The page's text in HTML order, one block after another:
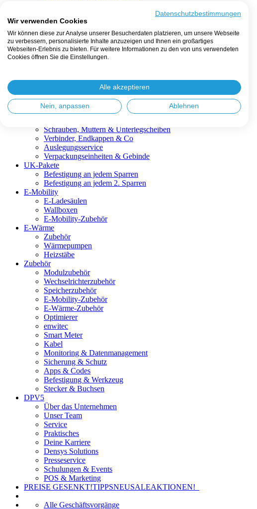
mit Hochvoltspeicher
HEMS-fähige Speicherpakete
mit Niedervoltspeicher
Unterkonstruktion
Aufständerung
Fassadenlösungen
Kabelmanagement
Metalldachplatten
Modulklemmen
Schrauben, Muttern & Unterlegscheiben
Verbinder, Endkappen & Co
Auslegungsservice
Verpackungseinheiten & Gebinde
UK-Pakete
Befestigung an jedem Sparren
Befestigung an jedem 2. Sparren
E-Mobility
E-Ladesäulen
Wallboxen
E-Mobility-Zubehör
E-Wärme
Zubehör
Wärmepumpen
Heizstäbe
Zubehör
Modulzubehör
Wechselrichterzubehör
Speicherzubehör
E-Mobility-Zubehör
E-Wärme-Zubehör
Optimierer
enwitec
Smart Meter
Kabel
Monitoring & Datenmanagement
Sicherung & Schutz
Apps & Codes
Befestigung & Werkzeug
Stecker & Buchsen
DPV5
Über das Unternehmen
Unser Team
Service
Praktisches
Deine Karriere
Densys Solutions
Presseservice
Schulungen & Events
POS & Marketing
PREISE GESENKT!TIPPSNEUSALEAKTIONEN!
Alle Geschäftsvorgänge
Datenschutzbestimmungen
Wir verwenden Cookies
Wir können diese zur Analyse unserer Besucherdaten platzieren, um unsere Webseite
zu verbessern, personalisierte Inhalte anzuzeigen und Ihnen ein großartiges
Webseiten-Erlebnis zu bieten. Für weitere Informationen zu den von uns verwendeten
Cookies öffnen Sie die Einstellungen.
Alle akzeptieren
Nein, anpassen Ablehnen